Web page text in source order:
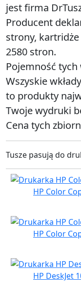
jest firma
Producent
strony,
2580 stron.
Pojemność tych
Wszyskie
to produkty
Twoje wydruki
Cena tych
Tusze pasują do
HP Color
HP Color
HP DeskJet